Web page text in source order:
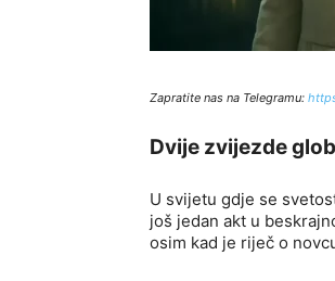
Zapratite nas na Telegramu: http
Dvije zvijezde
U svijetu gdje se
još jedan akt u
osim kad je riječ o